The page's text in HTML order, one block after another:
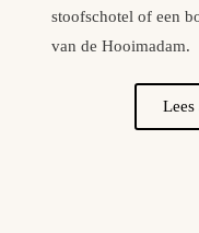
stoofschotel of een
van de Hooimadam.